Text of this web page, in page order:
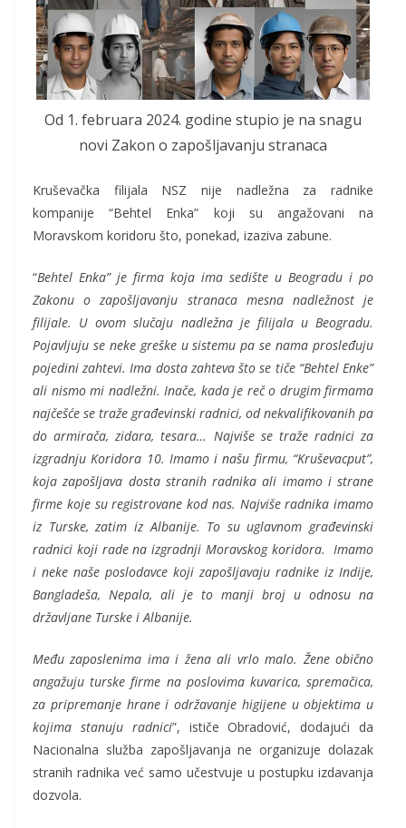
Od 1. februara 2024. godine stupio je na snagu
novi Zakon o zapošljavanju stranaca
Kruševačka filijala NSZ nije nadležna za radnike
kompanije “Behtel Enka” koji su angažovani na
Moravskom koridoru što, ponekad, izaziva zabune.
“Behtel Enka” je firma koja ima sedište u Beogradu i po
Zakonu o zapošljavanju stranaca mesna nadležnost je
filijale. U ovom slučaju nadležna je filijala u Beogradu.
Pojavljuju se neke greške u sistemu pa se nama prosleđuju
pojedini zahtevi. Ima dosta zahteva što se tiče “Behtel Enke”
ali nismo mi nadležni. Inače, kada je reč o drugim firmama
najčešće se traže građevinski radnici, od nekvalifikovanih pa
do armirača, zidara, tesara… Najviše se traže radnici za
izgradnju Koridora 10. Imamo i našu firmu, “Kruševacput”,
koja zapošljava dosta stranih radnika ali imamo i strane
firme koje su registrovane kod nas. Najviše radnika imamo
iz Turske, zatim iz Albanije. To su uglavnom građevinski
radnici koji rade na izgradnji Moravskog koridora. Imamo
i neke naše poslodavce koji zapošljavaju radnike iz Indije,
Bangladeša, Nepala, ali je to manji broj u odnosu na
državljane Turske i Albanije.
Među zaposlenima ima i žena ali vrlo malo. Žene obično
angažuju turske firme na poslovima kuvarica, spremačica,
za pripremanje hrane i održavanje higijene u objektima u
kojima stanuju radnici”, ističe Obradović, dodajući da
Nacionalna služba zapošljavanja ne organizuje dolazak
stranih radnika već samo učestvuje u postupku izdavanja
dozvola.